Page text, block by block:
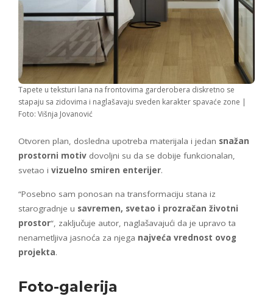
Tapete u teksturi lana na frontovima garderobera diskretno se
stapaju sa zidovima i naglašavaju sveden karakter spavaće zone |
Foto: Višnja Jovanović
Otvoren plan, dosledna upotreba materijala i jedan snažan
prostorni motiv dovoljni su da se dobije funkcionalan,
svetao i vizuelno smiren enterijer.
“Posebno sam ponosan na transformaciju stana iz
starogradnje u savremen, svetao i prozračan životni
prostor“, zaključuje autor, naglašavajući da je upravo ta
nenametljiva jasnoća za njega najveća vrednost ovog
projekta.
Foto-galerija